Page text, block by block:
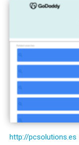
http://pcsolutions.es